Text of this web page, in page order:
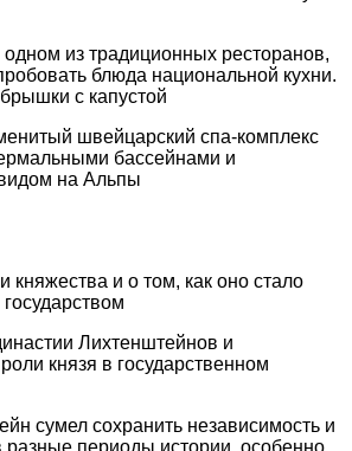
из традиционных ресторанов,
блюда национальной кухни.
с капустой
швейцарский спа-комплекс
бассейнами и
на Альпы
княжества и о том, как оно стало
Лихтенштейнов и
князя в государственном
сумел сохранить независимость и
разные периоды истории, особенно